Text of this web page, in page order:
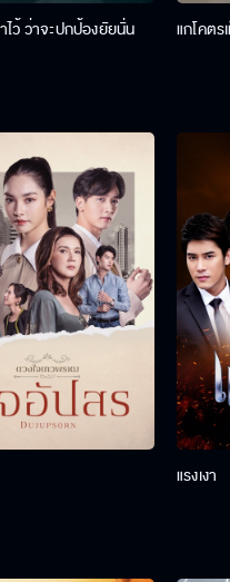
ว้ ว่าจะปกป้องยัยนั่น แกโคตร
แรงเงา